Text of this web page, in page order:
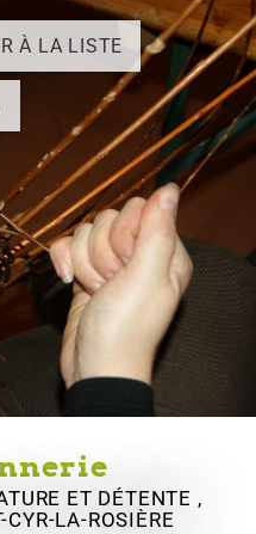
À LA LISTE
ET DÉTENTE ,
LA-ROSIÈRE